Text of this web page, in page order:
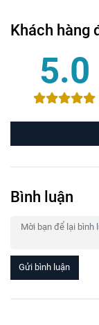
Khách hàng
5.0
Bình luận
Gửi bình luận